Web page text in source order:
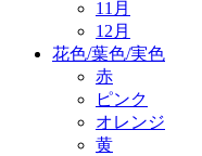
11月
12月
花色/葉色/実色
赤
ピンク
オレンジ
黄